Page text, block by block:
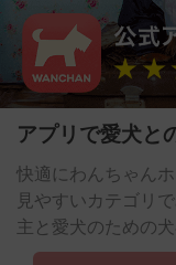
アプリで愛犬と
快適にわんちゃん
見やすいカテゴリ
主と愛犬のための犬